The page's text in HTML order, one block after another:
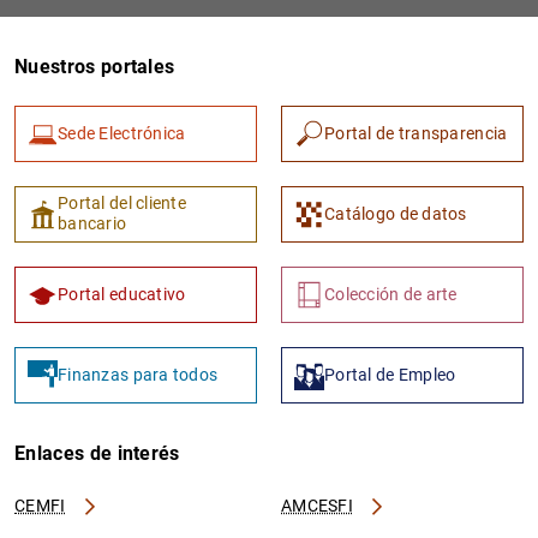
1 2
Nuestros portales
Sede Electrónica Portal de transparencia
Portal del cliente
bancario
Catálogo de datos
Portal educativo Colección de arte
Finanzas para todos Portal de Empleo
Enlaces de interés
CEMFI AMCESFI